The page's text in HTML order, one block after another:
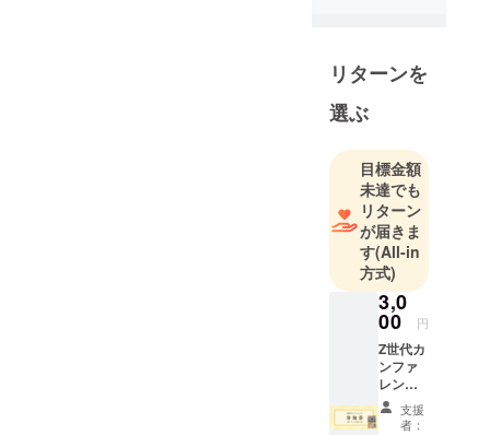
自の採用手
法『リメイ
ク採用』を
援実績は、
事業立ち上
げから1年で
県内外15社
以上（上場
企業含
む）。2024
年10月に、
リメイク採
用に関する
書籍出版を
予定してま
リターンを
選ぶ
目標金額
未達でも
リターン
が届きま
す(All-in
方式)
3,0
00 円
Z世代カ
ンファ
レンス
参加券1
枚＋書
支援
者：